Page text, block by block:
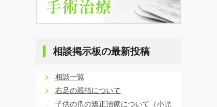
相談掲示板の最新投稿
相談一覧
右足の親指について
子供の爪の矯正治療について（小児